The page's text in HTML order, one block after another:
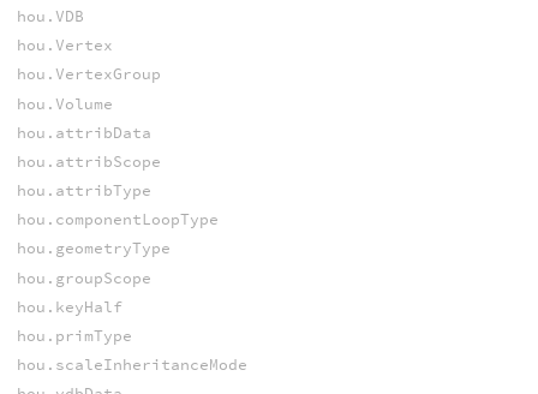
hou.VDB
hou.Vertex
hou.VertexGroup
hou.Volume
hou.attribData
hou.attribScope
hou.attribType
hou.componentLoopType
hou.geometryType
hou.groupScope
hou.keyHalf
hou.primType
hou.scaleInheritanceMode